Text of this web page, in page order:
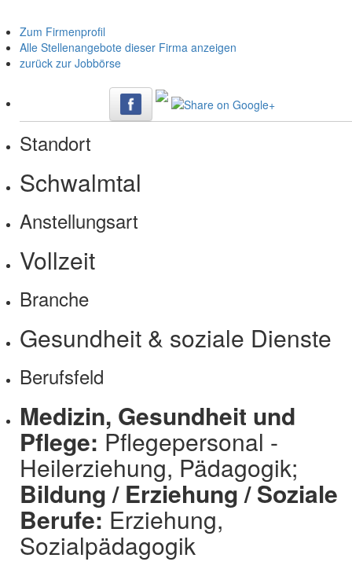
Zum Firmenprofil
Alle Stellenangebote dieser Firma anzeigen
zurück zur Jobbörse
Standort
Schwalmtal
Anstellungsart
Vollzeit
Branche
Gesundheit & soziale Dienste
Berufsfeld
Medizin, Gesundheit und
Pflege: Pflegepersonal -
Heilerziehung, Pädagogik;
Bildung / Erziehung / Soziale
Berufe: Erziehung,
Sozialpädagogik